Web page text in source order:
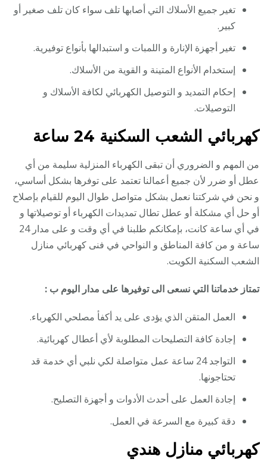
تغير جميع الأسلاك التي أصابها تلف سواء كان تلف صغير أو
كبير.
تغير أجهزة الإنارة و اللمبات و استبدالها بأنواع توفيرية.
إستخدام الأنواع المتينة و القوية من الأسلاك.
إحكام التمديد و التوصيل الكهربائي لكافة الأسلاك و
التوصيلات.
كهربائي الشعب السكنية 24 ساعة
من المهم و الضروري أن تبقى الكهرباء المنزلية سليمة من أي
عطل أو ضرر لأن جميع أعمالنا تعتمد على توفرها بشكل أساسي،
و نحن في شركتنا نعمل بشكل متواصل طوال اليوم للقيام بإصلاح
أو حل أي مشكلة أو عطل تطال تمديدات الكهرباء أو توصيلاتها و
في أي ساعة كانت، بإمكانكم طلبنا في أي وقت و على مدار 24
ساعة و من كافة المناطق و النواحي في فنى كهربائي منازل
الشعب السكنية الكويت.
تمتاز خدماتنا التي نسعى الى توفيرها على مدار اليوم ب :
العمل المتقن الذي يؤدى على يد أكفأ مصلحي الكهرباء.
إجادة كافة التصليحات المطلوبة لأي أعطال كهربائية.
التواجد 24 ساعة عمل متواصلة لكي نلبي أي خدمة قد
تحتاجونها.
إجادة العمل على أحدث الأدوات و أجهزة التصليح.
دقة كبيرة مع السرعة في العمل.
كهربائي منازل هندي